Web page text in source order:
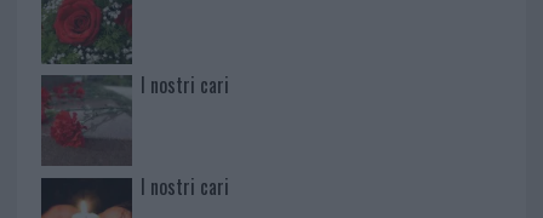
I nostri cari
I nostri cari